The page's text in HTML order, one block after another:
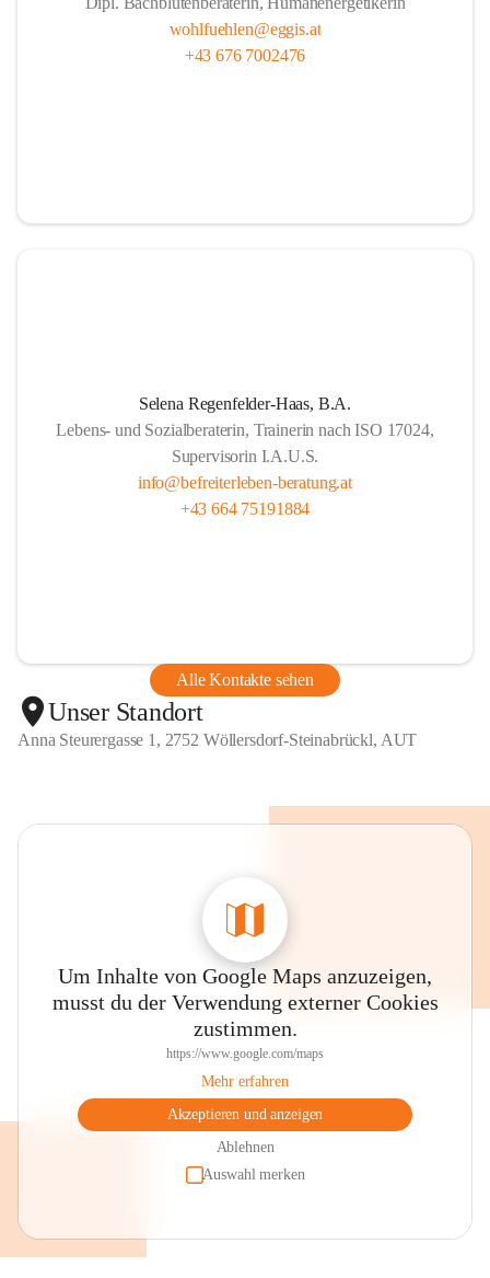
wohlfuehlen@eggis.at
+43 676 7002476
Selena Regenfelder-Haas, B.A.
Lebens- und Sozialberaterin, Trainerin nach ISO 17024,
Supervisorin I.A.U.S.
info@befreiterleben-beratung.at
+43 664 75191884
Alle Kontakte sehen
Unser Standort
Anna Steurergasse 1, 2752 Wöllersdorf-Steinabrückl, AUT
Um Inhalte von Google Maps anzuzeigen,
musst du der Verwendung externer Cookies
zustimmen.
https://www.google.com/maps
Mehr erfahren
Akzeptieren und anzeigen
Ablehnen
Auswahl merken